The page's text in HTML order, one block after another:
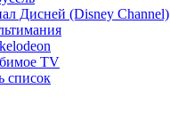
Дисней (Disney Channel)
TV
список